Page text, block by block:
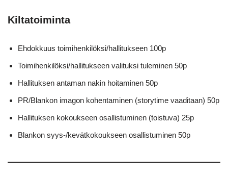
Kiltatoiminta
Ehdokkuus toimihenkilöksi/hallitukseen 100p
Toimihenkilöksi/hallitukseen valituksi tuleminen 50p
Hallituksen antaman nakin hoitaminen 50p
PR/Blankon imagon kohentaminen (storytime vaaditaan) 50p
Hallituksen kokoukseen osallistuminen (toistuva) 25p
Blankon syys-/kevätkokoukseen osallistuminen 50p